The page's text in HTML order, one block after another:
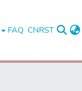
FAQ CNRST